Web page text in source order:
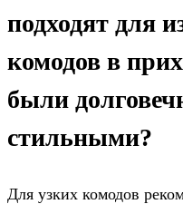
подходят для
комодов в
были
стильными?
Для узких комодов